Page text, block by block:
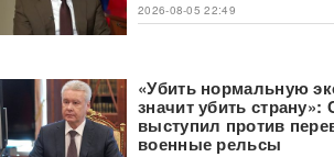
2026-08-05 22:49
«Убить нормальную
значит убить страну»:
выступил против
военные рельсы